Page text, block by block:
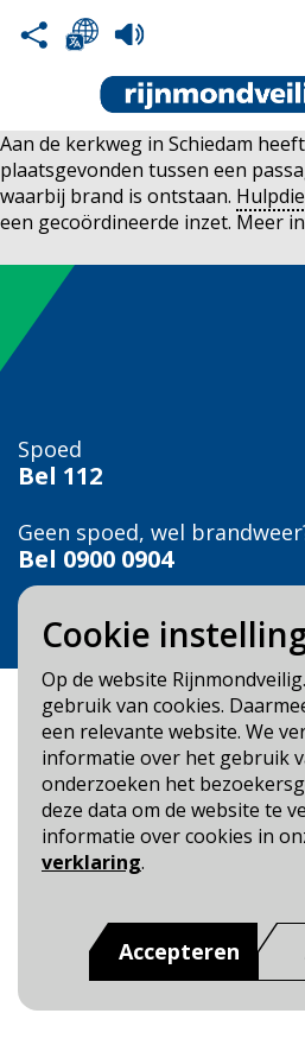
Cookie
Op de website
gebruik van cookies.
een relevante website. We
informatie over het gebruik
onderzoeken het
deze data om de website te
informatie over cookies in
verklaring.
Accepteren
Aan de kerkweg in Schiedam
plaatsgevonden tussen een
waarbij brand is ontstaan.
een gecoördineerde inzet. Meer
Spoed
Bel 112
Geen spoed, wel
Bel 0900 0904
Veilig Leven?
Bel 0900-8387
Blijf op de hoogte
Cookie- en Privacybeleid
Dit is een website van